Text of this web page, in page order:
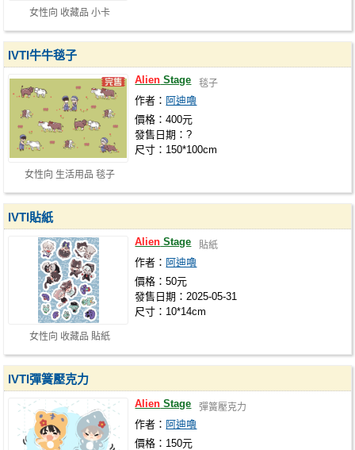
女性向 收藏品 小卡
女性向 生活用品 毯子
IVTI牛牛毯子
Alien Stage 毯子
作者： 阿迪嚕
價格：400元
發售日期：?
尺寸：150*100cm
女性向 收藏品 貼紙
IVTI貼紙
Alien Stage 貼紙
作者： 阿迪嚕
價格：50元
發售日期：2025-05-31
尺寸：10*14cm
IVTI彈簧壓克力
Alien Stage 彈簧壓克力
作者： 阿迪嚕
價格：150元